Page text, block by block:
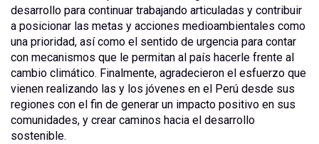
desarrollo para continuar trabajando articuladas y contribuir
a posicionar las metas y acciones medioambientales como
una prioridad, así como el sentido de urgencia para contar
con mecanismos que le permitan al país hacerle frente al
cambio climático. Finalmente, agradecieron el esfuerzo que
vienen realizando las y los jóvenes en el Perú desde sus
regiones con el fin de generar un impacto positivo en sus
comunidades, y crear caminos hacia el desarrollo
sostenible.